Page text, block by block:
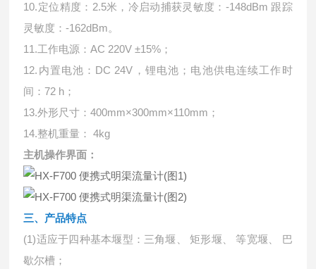
10.定位精度：2.5米，冷启动捕获灵敏度：-148dBm 跟踪
灵敏度：-162dBm。
11.工作电源：AC 220V ±15%；
12.内置电池：DC 24V，锂电池；电池供电连续工作时
间：72 h；
13.外形尺寸：400mm×300mm×110mm；
14.整机重量： 4kg
主机操作界面：
三、产品特点
(1)适应于四种基本堰型：三角堰、 矩形堰、 等宽堰、 巴
歇尔槽；